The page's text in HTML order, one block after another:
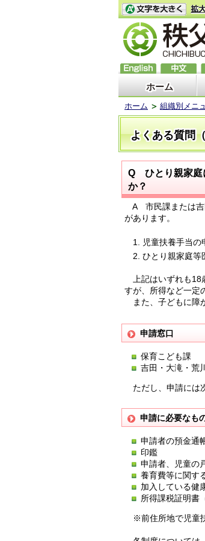
ホーム
ホーム 組織別メニ
よくある質問
Q ひとり親家庭
か？
A 市民課または吉
があります。
1. 児童扶養手当の
2. ひとり親家庭等
上記はいずれも18
すが、所得など一定
また、子どもに障
申請窓口
保育こども課
吉田・大滝・荒
ただし、申請には
申請に必要なも
申請者の預金通
印鑑
申請者、児童の
養育費等に関
加入している健
所得課税証明書
※前住所地で児童扶